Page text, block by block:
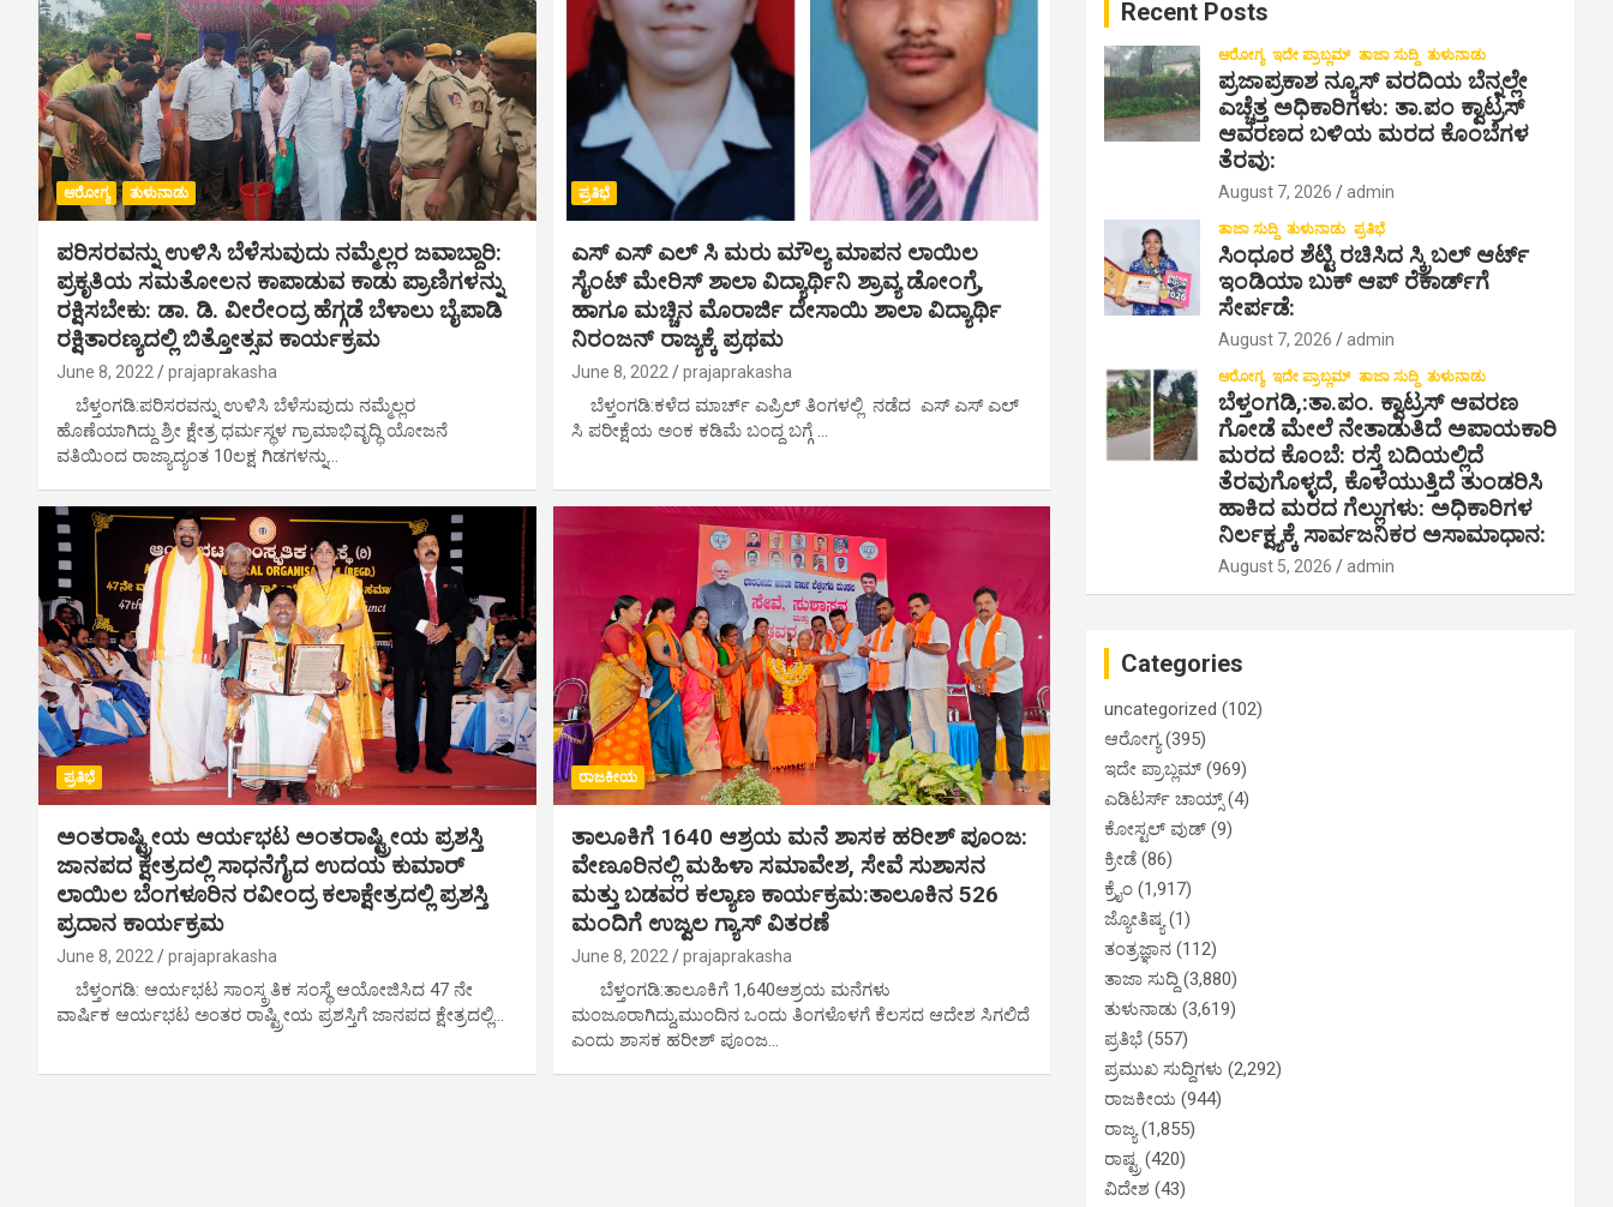
ಆರೋಗ್ಯ ತುಳುನಾಡು
ಪರಿಸರವನ್ನು ಉಳಿಸಿ ಬೆಳೆಸುವುದು ನಮ್ಮೆಲ್ಲರ ಜವಾಬ್ದಾರಿ:
ಪ್ರಕೃತಿಯ ಸಮತೋಲನ ಕಾಪಾಡುವ ಕಾಡು ಪ್ರಾಣಿಗಳನ್ನು
ರಕ್ಷಿಸಬೇಕು: ಡಾ. ಡಿ. ವೀರೇಂದ್ರ ಹೆಗ್ಗಡೆ ಬೆಳಾಲು ಬೈಪಾಡಿ
ರಕ್ಷಿತಾರಣ್ಯದಲ್ಲಿ ಬಿತ್ತೋತ್ಸವ ಕಾರ್ಯಕ್ರಮ
June 8, 2022 prajaprakasha
ಬೆಳ್ತಂಗಡಿ:ಪರಿಸರವನ್ನು ಉಳಿಸಿ ಬೆಳೆಸುವುದು ನಮ್ಮೆಲ್ಲರ
ಹೊಣೆಯಾಗಿದ್ದು ಶ್ರೀ ಕ್ಷೇತ್ರ ಧರ್ಮಸ್ಥಳ ಗ್ರಾಮಾಭಿವೃದ್ಧಿ ಯೋಜನೆ
ವತಿಯಿಂದ ರಾಜ್ಯಾದ್ಯಂತ 10ಲಕ್ಷ ಗಿಡಗಳನ್ನು…
ಪ್ರತಿಭೆ
ಎಸ್ ಎಸ್ ಎಲ್ ಸಿ ಮರು ಮೌಲ್ಯ ಮಾಪನ ಲಾಯಿಲ
ಸೈಂಟ್ ಮೇರಿಸ್ ಶಾಲಾ ವಿದ್ಯಾರ್ಥಿನಿ ಶ್ರಾವ್ಯ ಡೋಂಗ್ರೆ,
ಹಾಗೂ ಮಚ್ಚಿನ‌ ಮೊರಾರ್ಜಿ ದೇಸಾಯಿ ಶಾಲಾ ವಿದ್ಯಾರ್ಥಿ
ನಿರಂಜನ್ ರಾಜ್ಯಕ್ಕೆ ಪ್ರಥಮ
June 8, 2022 prajaprakasha
ಬೆಳ್ತಂಗಡಿ:ಕಳೆದ ಮಾರ್ಚ್ ಎಪ್ರಿಲ್ ತಿಂಗಳಲ್ಲಿ ನಡೆದ ಎಸ್ ಎಸ್ ಎಲ್
ಸಿ ಪರೀಕ್ಷೆಯ ಅಂಕ ಕಡಿಮೆ ಬಂದ್ದ ಬಗ್ಗೆ …
ಪ್ರತಿಭೆ
ಅಂತರಾಷ್ಟ್ರೀಯ ಆರ್ಯಭಟ ಅಂತರಾಷ್ಟ್ರೀಯ ಪ್ರಶಸ್ತಿ
ಜಾನಪದ ಕ್ಷೇತ್ರದಲ್ಲಿ ಸಾಧನೆಗೈದ ಉದಯ ಕುಮಾರ್
ಲಾಯಿಲ ಬೆಂಗಳೂರಿನ ರವೀಂದ್ರ ಕಲಾಕ್ಷೇತ್ರದಲ್ಲಿ ಪ್ರಶಸ್ತಿ
ಪ್ರದಾನ ಕಾರ್ಯಕ್ರಮ
June 8, 2022 prajaprakasha
ಬೆಳ್ತಂಗಡಿ: ಆರ್ಯಭಟ ಸಾಂಸ್ಕ್ರತಿಕ ಸಂಸ್ಥೆ ಆಯೋಜಿಸಿದ 47 ನೇ
ವಾರ್ಷಿಕ ಆರ್ಯಭಟ ಅಂತರ ರಾಷ್ಟ್ರೀಯ ಪ್ರಶಸ್ತಿಗೆ ಜಾನಪದ ಕ್ಷೇತ್ರದಲ್ಲಿ…
ರಾಜಕೀಯ
ತಾಲೂಕಿಗೆ 1640 ಆಶ್ರಯ ಮನೆ ಶಾಸಕ ಹರೀಶ್ ಪೂಂಜ:
ವೇಣೂರಿನಲ್ಲಿ ಮಹಿಳಾ ಸಮಾವೇಶ, ಸೇವೆ ಸುಶಾಸನ
ಮತ್ತು ಬಡವರ ಕಲ್ಯಾಣ ಕಾರ್ಯಕ್ರಮ:ತಾಲೂಕಿನ 526
ಮಂದಿಗೆ ಉಜ್ವಲ ಗ್ಯಾಸ್ ವಿತರಣೆ
June 8, 2022 prajaprakasha
ಬೆಳ್ತಂಗಡಿ:ತಾಲೂಕಿಗೆ 1,640ಆಶ್ರಯ ಮನೆಗಳು
ಮಂಜೂರಾಗಿದ್ದು,ಮುಂದಿನ ಒಂದು ತಿಂಗಳೊಳಗೆ ಕೆಲಸದ ಆದೇಶ ಸಿಗಲಿದೆ
ಎಂದು ಶಾಸಕ ಹರೀಶ್ ಪೂಂಜ…
Recent Posts
ಆರೋಗ್ಯ ಇದೇ ಪ್ರಾಬ್ಲಮ್ ತಾಜಾ ಸುದ್ದಿ ತುಳುನಾಡು
ಪ್ರಜಾಪ್ರಕಾಶ ನ್ಯೂಸ್ ವರದಿಯ ಬೆನ್ನಲ್ಲೇ
ಎಚ್ಚೆತ್ತ ಅಧಿಕಾರಿಗಳು: ತಾ.ಪಂ ಕ್ವಾಟ್ರಸ್
ಆವರಣದ ಬಳಿಯ ಮರದ ಕೊಂಬೆಗಳ
ತೆರವು:
August 7, 2026 admin
ತಾಜಾ ಸುದ್ದಿ ತುಳುನಾಡು ಪ್ರತಿಭೆ
ಸಿಂಧೂರ ಶೆಟ್ಟಿ ರಚಿಸಿದ ಸ್ಕ್ರಿಬಲ್ ಆರ್ಟ್
ಇಂಡಿಯಾ ಬುಕ್ ಆಪ್ ರೆಕಾರ್ಡ್‌ಗೆ
ಸೇರ್ಪಡೆ:
August 7, 2026 admin
ಆರೋಗ್ಯ ಇದೇ ಪ್ರಾಬ್ಲಮ್ ತಾಜಾ ಸುದ್ದಿ ತುಳುನಾಡು
ಬೆಳ್ತಂಗಡಿ,:ತಾ.ಪಂ‌. ಕ್ವಾಟ್ರಸ್ ಆವರಣ
ಗೋಡೆ ಮೇಲೆ ನೇತಾಡುತಿದೆ ಅಪಾಯಕಾರಿ
ಮರದ ಕೊಂಬೆ: ರಸ್ತೆ ಬದಿಯಲ್ಲಿದೆ
ತೆರವುಗೊಳ್ಳದೆ, ಕೊಳೆಯುತ್ತಿದೆ ತುಂಡರಿಸಿ
ಹಾಕಿದ ಮರದ ಗೆಲ್ಲುಗಳು: ಅಧಿಕಾರಿಗಳ
ನಿರ್ಲಕ್ಷ್ಯಕ್ಕೆ ಸಾರ್ವಜನಿಕರ ಅಸಾಮಾಧಾನ:
August 5, 2026 admin
Categories
uncategorized (102)
ಆರೋಗ್ಯ(395)
ಇದೇ ಪ್ರಾಬ್ಲಮ್ (969)
ಎಡಿಟರ್ಸ್ ಚಾಯ್ಸ್(4)
ಕೋಸ್ಟಲ್ ವುಡ್ (9)
ಕ್ರೀಡೆ (86)
ಕ್ರೈಂ (1,917)
ಜ್ಯೋತಿಷ್ಯ(1)
ತಂತ್ರಜ್ಞಾನ (112)
ತಾಜಾ ಸುದ್ದಿ (3,880)
ತುಳುನಾಡು (3,619)
ಪ್ರತಿಭೆ (557)
ಪ್ರಮುಖ ಸುದ್ದಿಗಳು (2,292)
ರಾಜಕೀಯ (944)
ರಾಜ್ಯ(1,855)
ರಾಷ್ಟ್ರ (420)
ವಿದೇಶ (43)